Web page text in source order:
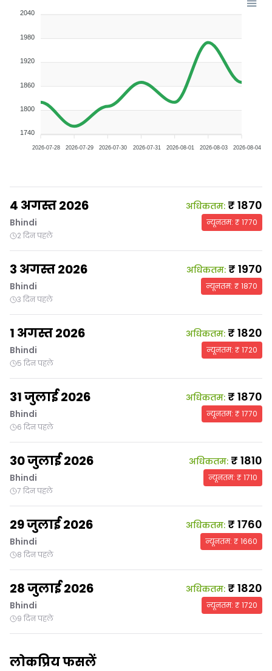
2040
1980
1920
1860
1800
1740
2026-07-28 2026-07-29 2026-07-30 2026-07-31 2026-08-01 2026-08-03 2026-08-04
4 अगस्त 2026
Bhindi
2 दिन पहले
अधिकतम: ₹ 1870
न्यूनतम: ₹1770
3 अगस्त 2026
Bhindi
3 दिन पहले
अधिकतम: ₹ 1970
न्यूनतम: ₹1870
1 अगस्त 2026
Bhindi
5 दिन पहले
अधिकतम: ₹ 1820
न्यूनतम: ₹1720
31 जुलाई 2026
Bhindi
6 दिन पहले
अधिकतम: ₹ 1870
न्यूनतम: ₹1770
30 जुलाई 2026
Bhindi
7 दिन पहले
अधिकतम: ₹ 1810
न्यूनतम: ₹1710
29 जुलाई 2026
Bhindi
8 दिन पहले
अधिकतम: ₹ 1760
न्यूनतम: ₹1660
28 जुलाई 2026
Bhindi
9 दिन पहले
अधिकतम: ₹ 1820
न्यूनतम: ₹1720
लोकप्रिय फसलें